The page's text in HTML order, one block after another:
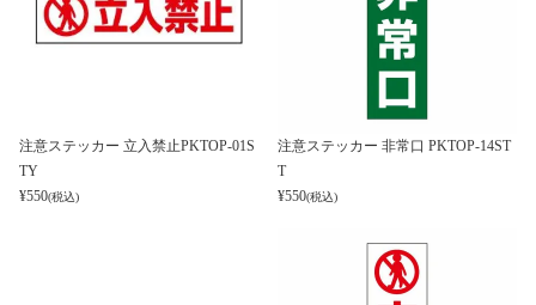
注意ステッカー 立入禁止PKTOP-01S
TY
¥550(税込)
注意ステッカー 非常口 PKTOP-14ST
T
¥550(税込)